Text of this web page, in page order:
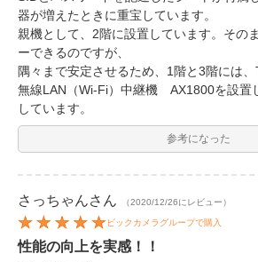
器が増えたときに重宝しています。
親機として、2階に設置しています。その
ーできるのですが、
隅々まで安定させるため、1階と3階には
無線LAN（Wi-Fi）中継機 AX1800を設置
しています。
参考になった
さっちゃんさん （2020/12/26にレビュー）
ビックカメラグループで購入
性能の向上を実感！！